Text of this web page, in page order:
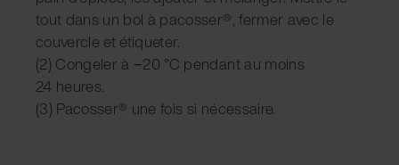
tout dans un bol à pacosser®, fermer avec le
couvercle et étiqueter.
(2) Congeler à −20 °C pendant au moins
24 heures.
(3) Pacosser® une fois si nécessaire.